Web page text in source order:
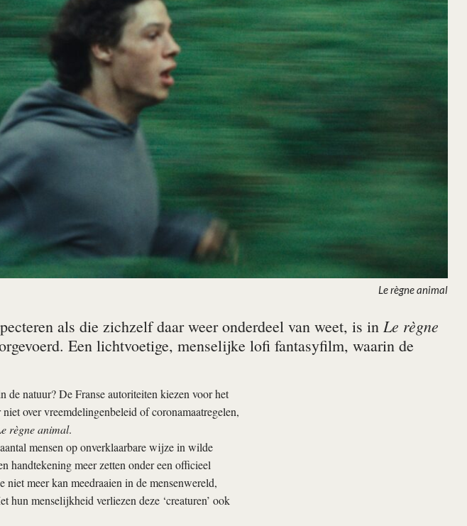
Le règne animal
als die zichzelf daar weer onderdeel van weet, is in Le règne
Een lichtvoetige, menselijke lofi fantasyfilm, waarin de
natuur? De Franse autoriteiten kiezen voor het
over vreemdelingenbeleid of coronamaatregelen,
règne animal.
mensen op onverklaarbare wijze in wilde
handtekening meer zetten onder een officieel
meer kan meedraaien in de mensenwereld,
hun menselijkheid verliezen deze ‘creaturen’ ook